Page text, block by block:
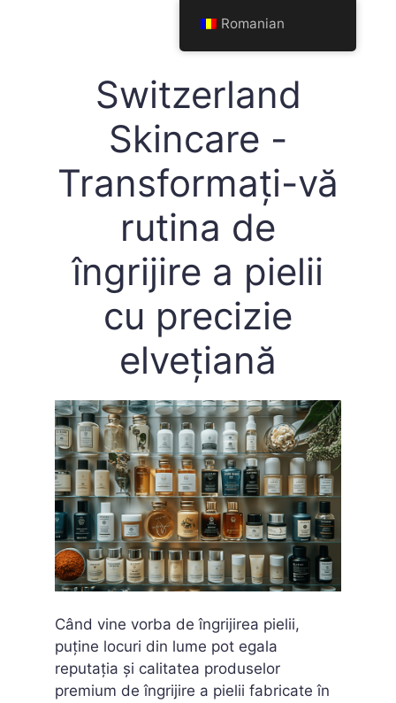
Switzerland
Skincare -
Transformați-vă
rutina de
îngrijire a pielii
cu precizie
elvețiană
Când vine vorba de îngrijirea pielii,
puține locuri din lume pot egala
reputația și calitatea produselor
premium de îngrijire a pielii fabricate în
Romanian